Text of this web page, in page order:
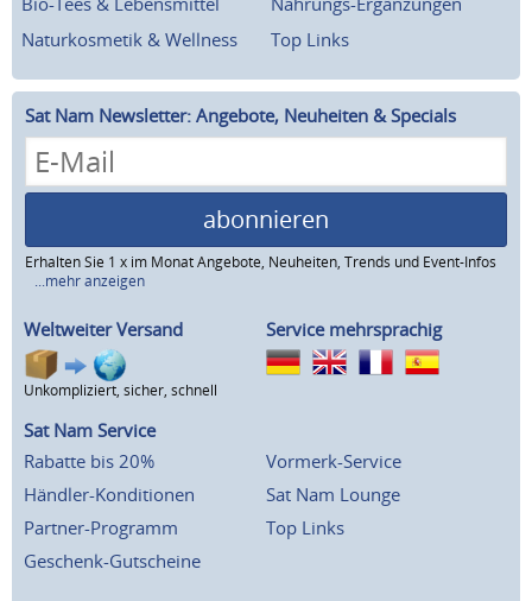
Naturkosmetik & Wellness
Top Links
Sat Nam Newsletter: Angebote, Neuheiten & Specials
abonnieren
Erhalten Sie 1 x im Monat Angebote, Neuheiten, Trends und Event-Infos
...mehr anzeigen
Weltweiter Versand
Unkompliziert, sicher, schnell
Service mehrsprachig
Sat Nam Service
Rabatte bis 20%
Händler-Konditionen
Partner-Programm
Geschenk-Gutscheine
Vormerk-Service
Sat Nam Lounge
Top Links